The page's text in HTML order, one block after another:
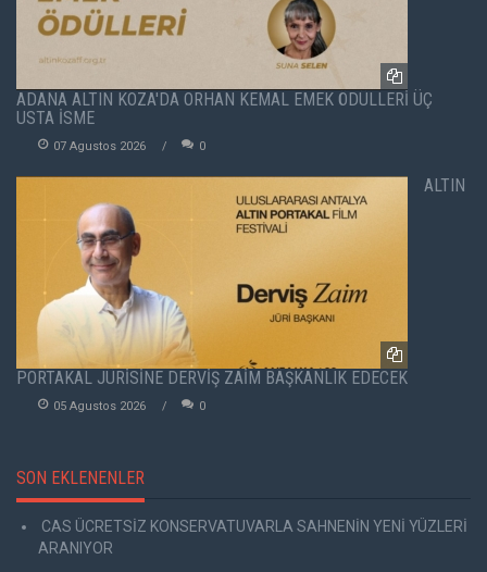
ADANA ALTIN KOZA'DA ORHAN KEMAL EMEK ÖDÜLLERİ ÜÇ
USTA İSME
07 Agustos 2026 0
ALTIN
PORTAKAL JÜRİSİNE DERVİŞ ZAİM BAŞKANLIK EDECEK
05 Agustos 2026 0
SON EKLENENLER
CAS ÜCRETSİZ KONSERVATUVARLA SAHNENİN YENİ YÜZLERİ
ARANIYOR